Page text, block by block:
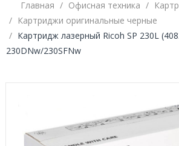
Главная Офисная техника
Картриджи оригинальные черные
Картридж лазерный Ricoh SP 230L
230DNw/230SFNw